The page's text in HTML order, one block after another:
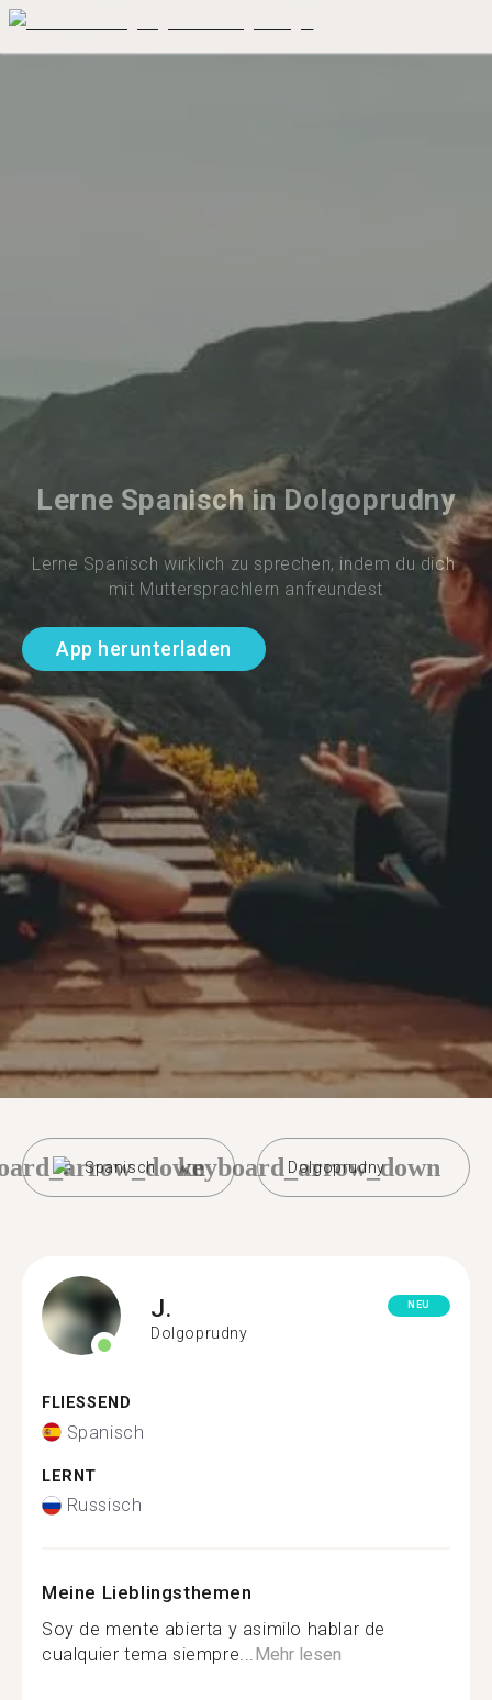
Lerne Spanisch in Dolgoprudny
Lerne Spanisch wirklich zu sprechen, indem du dich
mit Muttersprachlern anfreundest
App herunterladen
Spanisch Dolgoprudny
keyboard_arrow_down
J.
Dolgoprudny
NEU
FLIESSEND
Spanisch
LERNT
Russisch
Meine Lieblingsthemen
Soy de mente abierta y asimilo hablar de
cualquier tema siempre...Mehr lesen